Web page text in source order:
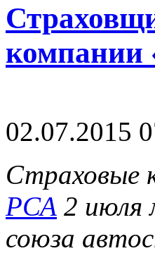
02.07.2015
Страховые
РСА 2 июля
союза